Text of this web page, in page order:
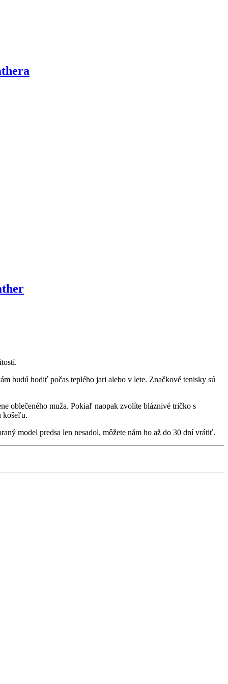
budú hodiť počas teplého jari alebo v lete. Značkové tenisky sú
oblečeného muža. Pokiaľ naopak zvolíte bláznivé tričko s
košeľu.
model predsa len nesadol, môžete nám ho až do 30 dní vrátiť.